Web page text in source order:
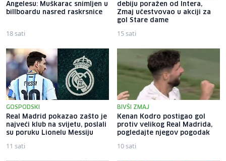
Angelesu: Muškarac snimljen u
billboardu nasred raskrsnice
18 sati
debiju poražen od Intera,
Zmaj učestvovao u akciji za
gol Stare dame
15 sati
GOSPODSKI
Real Madrid pokazao zašto je
najveći klub na svijetu, poslali
su poruku Lionelu Messiju
11 sati
BIVŠI ZMAJ
Kenan Kodro postigao gol
protiv velikog Real Madrida,
pogledajte njegov pogodak
10 sati